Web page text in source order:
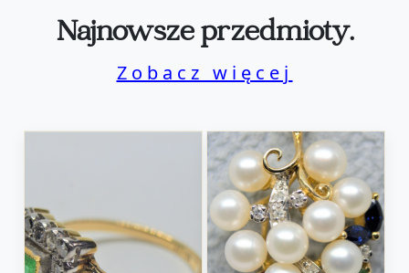
Najnowsze przedmioty.
Zobacz więcej